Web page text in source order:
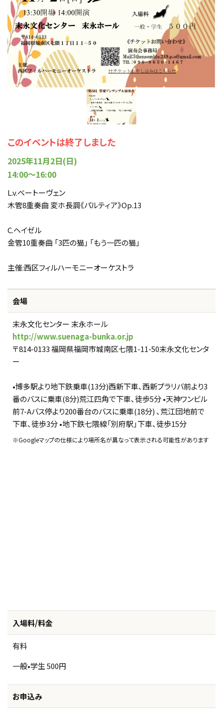
このイベントは終了しました
2025年11月2日(日)
14:00〜16:00
L.v.ベートーヴェン
木管8重奏曲 変ホ長調《パルティア》Op.13
C.ヘイゼル
金管10重奏曲 「3匹の猫」 「もう一匹の猫」
主催:西区フィルハーモニーオーケストラ
会場
末永文化センター 末永ホール
http://www.suenaga-bunka.or.jp
〒814-0133 福岡県福岡市城南区七隈1-11-50末永文化センタ
ー
•博多駅より地下鉄乗車(13分)西新下車、西新プラリバ前より3
番のバスに乗車(8分)荒江四角で下車、徒歩5分 •天神ワンビル
前7-Aバス停より200番台のバスに乗車(18分) 、荒江団地前で
下車、徒歩3分 •地下鉄七隈線「別府駅」下車、徒歩15分
※Googleマップの仕様により場所名が異なって表示される可能性があります
入場料/料金
有料
一般•学生 500円
お申込み